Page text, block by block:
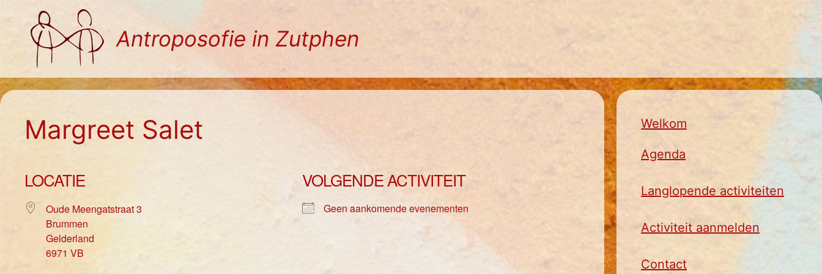
inhoud
Antroposofie in Zutphen
Margreet Salet
LOCATIE
Oude Meengatstraat 3
Brummen
Gelderland
6971 VB
VOLGENDE ACTIVITEIT
Geen aankomende evenementen
Welkom
Agenda
Langlopende activiteiten
Activiteit aanmelden
Contact